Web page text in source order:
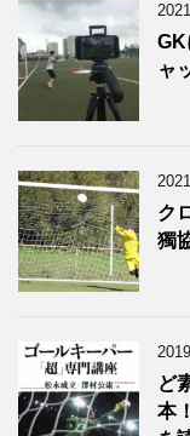
GK
ャ
ク
獨
ど
本